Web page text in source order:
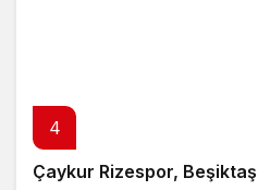
4
Çaykur Rizespor,